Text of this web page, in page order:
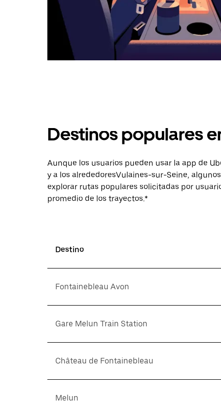
Destinos populares
Aunque los usuarios pueden usar la app de
y a los alrededoresVulaines-sur-Seine,
explorar rutas populares solicitadas por
promedio de los trayectos.*
Destino
Fontainebleau Avon
Gare Melun Train Station
Château de Fontainebleau
Melun